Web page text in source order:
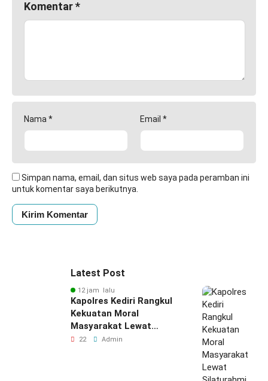
Komentar*
Nama * Email *
Simpan nama, email, dan situs web saya pada peramban ini
untuk komentar saya berikutnya.
Latest Post
12 jam lalu
Kapolres Kediri Rangkul
Kekuatan Moral
Masyarakat Lewat
Silaturahmi
22 Admin